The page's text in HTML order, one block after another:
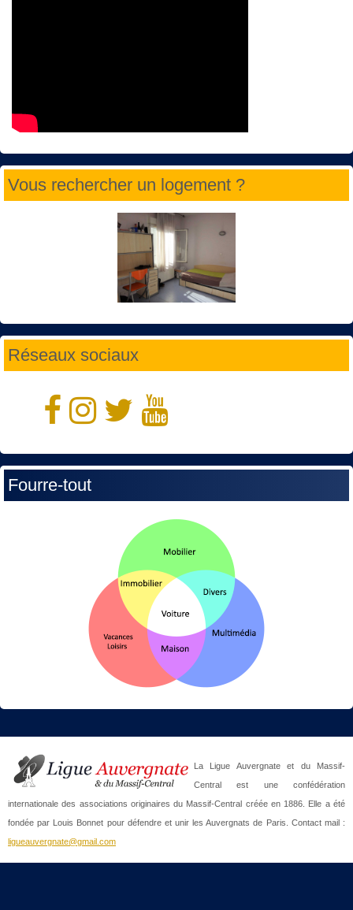
Vous rechercher un logement ?
Réseaux sociaux
Fourre-tout
La Ligue Auvergnate et du Massif-
Central est une confédération
internationale des associations originaires du Massif-Central créée en 1886. Elle a été
fondée par Louis Bonnet pour défendre et unir les Auvergnats de Paris. Contact mail :
ligueauvergnate@gmail.com